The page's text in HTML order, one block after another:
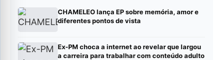
CHAMELEO lança EP sobre memória, amor e
diferentes pontos de vista
Ex-PM choca a internet ao revelar que largou
a carreira para trabalhar com conteúdo adulto